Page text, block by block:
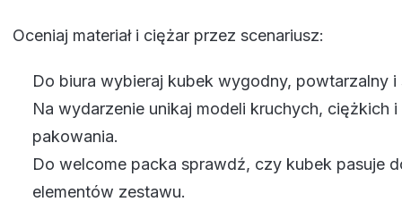
Oceniaj materiał i ciężar przez scenariusz:
Do biura wybieraj kubek wygodny, powtarzalny i
Na wydarzenie unikaj modeli kruchych, ciężkich
pakowania.
Do welcome packa sprawdź, czy kubek pasuje
elementów zestawu.